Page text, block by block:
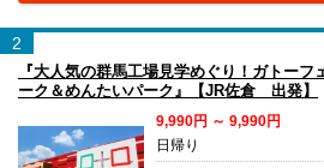
2
『大人気の群馬工場見学めぐり！ガトー
ーク＆めんたいパーク』【JR佐倉 出発】
9,990円 ～ 9,990円
日帰り